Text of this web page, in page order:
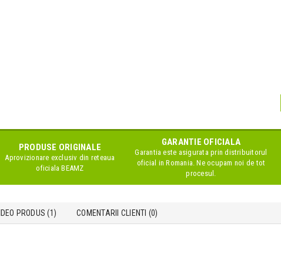
PRODUSE ORIGINALE
Aprovizionare exclusiv din reteaua
oficialaBEAMZ
GARANTIE OFICIALA
Garantia este asigurata prin distribuitorul
oficial in Romania. Ne ocupam noi de tot
procesul.
PRODUS (1) COMENTARII CLIENTI (0)